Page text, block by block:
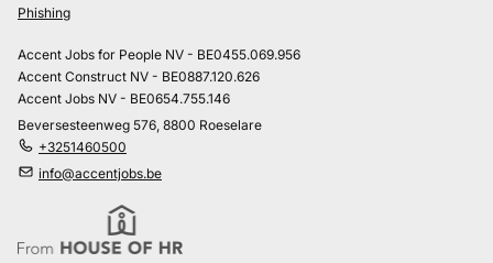
Phishing
Accent Jobs for People NV - BE0455.069.956
Accent Construct NV - BE0887.120.626
Accent Jobs NV - BE0654.755.146
Beversesteenweg 576, 8800 Roeselare
+3251460500
info@accentjobs.be